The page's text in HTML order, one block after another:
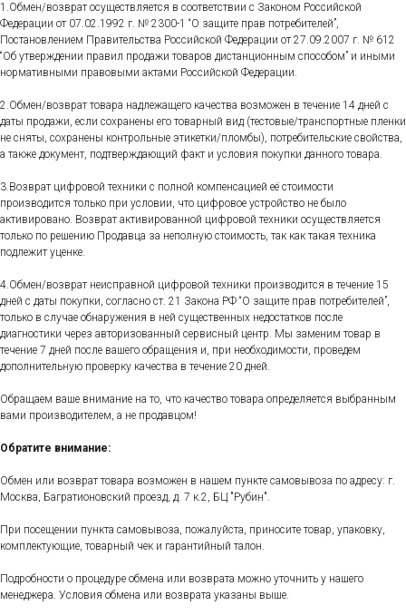
1.Обмен/возврат осуществляется в соответствии с Законом Российской
Федерации от 07.02.1992 г. № 2300-1 “О защите прав потребителей”,
Постановлением Правительства Российской Федерации от 27.09.2007 г. № 612
“Об утверждении правил продажи товаров дистанционным способом” и иными
нормативными правовыми актами Российской Федерации.
2.Обмен/возврат товара надлежащего качества возможен в течение 14 дней с
даты продажи, если сохранены его товарный вид (тестовые/транспортные пленки
не сняты, сохранены контрольные этикетки/пломбы), потребительские свойства,
а также документ, подтверждающий факт и условия покупки данного товара.
3.Возврат цифровой техники с полной компенсацией её стоимости
производится только при условии, что цифровое устройство не было
активировано. Возврат активированной цифровой техники осуществляется
только по решению Продавца за неполную стоимость, так как такая техника
подлежит уценке.
4.Обмен/возврат неисправной цифровой техники производится в течение 15
дней с даты покупки, согласно ст. 21 Закона РФ “О защите прав потребителей”,
только в случае обнаружения в ней существенных недостатков после
диагностики через авторизованный сервисный центр. Мы заменим товар в
течение 7 дней после вашего обращения и, при необходимости, проведем
дополнительную проверку качества в течение 20 дней.
Обращаем ваше внимание на то, что качество товара определяется выбранным
вами производителем, а не продавцом!
Обратите внимание:
Обмен или возврат товара возможен в нашем пункте самовывоза по адресу: г.
Москва, Багратионовский проезд, д. 7 к.2, БЦ "Рубин".
При посещении пункта самовывоза, пожалуйста, приносите товар, упаковку,
комплектующие, товарный чек и гарантийный талон.
Подробности о процедуре обмена или возврата можно уточнить у нашего
менеджера. Условия обмена или возврата указаны выше.